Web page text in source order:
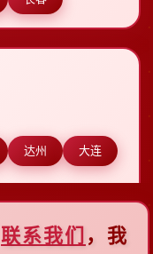
达州 大连
联系我们 ，我